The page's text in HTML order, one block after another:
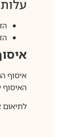
איסוף
האיסוף
לתיאום